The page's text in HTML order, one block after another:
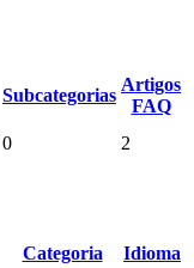
Subcategorias
Artigos
FAQ
0 2
Categoria Idioma